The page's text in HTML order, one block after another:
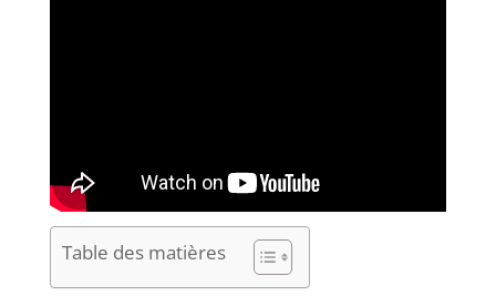
Table des matières